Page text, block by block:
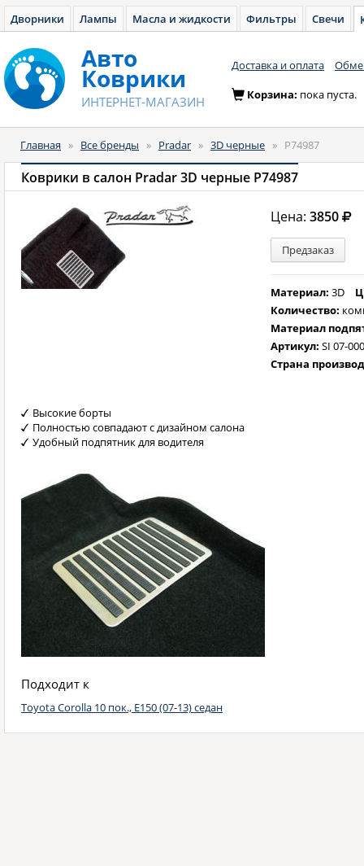
Дворники Лампы Масла и жидкости Фильтры Свечи
Авто
Коврики
ИНТЕРНЕТ-МАГАЗИН
Доставка и оплата
Корзина: пока пуста.
Главная » Все бренды » Pradar » 3D черные » P74987
Коврики в салон Pradar 3D черные P74987
Цена:3850
Предзаказ
Материал:3D
Количество:
Материал
Артикул:SI 07-
Страна
Высокие борты
Полностью совпадают с дизайном салона
Удобный подпятник для водителя
Подходит к
Toyota Corolla 10 пок., E150 (07-13) седан